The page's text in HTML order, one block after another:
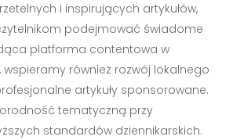
i inspirujących artykułów,
podejmować świadome
platforma contentowa w
również rozwój lokalnego
artykuły sponsorowane.
tematyczną przy
standardów dziennikarskich.